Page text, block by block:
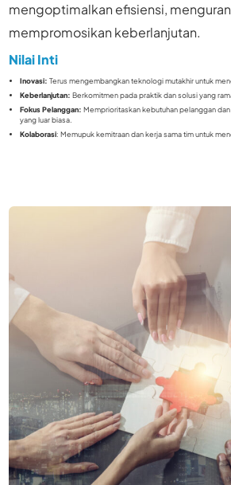
mengoptimalkan efisiensi,
mempromosikan keberlanjutan.
Nilai Inti
Inovasi: Terus mengembangkan teknologi mutakhir untuk
Keberlanjutan: Berkomitmen pada praktik dan solusi yang
Fokus Pelanggan: Memprioritaskan kebutuhan pelanggan
yang luar biasa.
Kolaborasi: Memupuk kemitraan dan kerja sama tim untuk